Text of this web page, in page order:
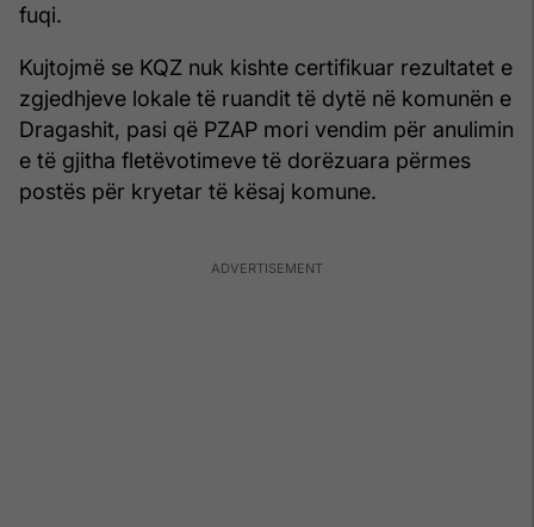
fuqi.
Kujtojmë se KQZ nuk kishte certifikuar rezultatet e
zgjedhjeve lokale të ruandit të dytë në komunën e
Dragashit, pasi që PZAP mori vendim për anulimin
e të gjitha fletëvotimeve të dorëzuara përmes
postës për kryetar të kësaj komune.